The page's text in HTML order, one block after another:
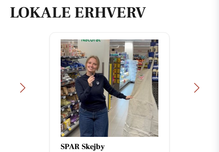
LOKALE ERHVERV
SPAR Skejby